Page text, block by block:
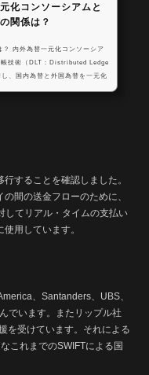
化コンソーシアムと
関係は？
内外為替一元化コンソーシア
技術（DLT：Distributed Ledge
、国内為替と外国為替を一元化
することを確認しました。
間の送金フローのために、
してリアル・タイムの支払い
用しています。
、Santanders、UBS、
でいます。またリップル社
を受けています。それによる
これまでのSWIFTによる国